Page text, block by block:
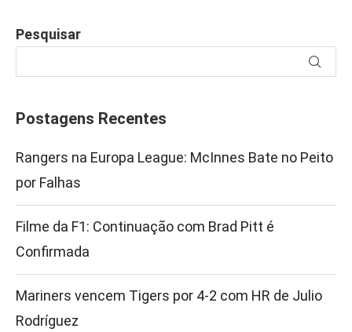
Pesquisar
Postagens Recentes
Rangers na Europa League: McInnes Bate no Peito
por Falhas
Filme da F1: Continuação com Brad Pitt é
Confirmada
Mariners vencem Tigers por 4-2 com HR de Julio
Rodríguez